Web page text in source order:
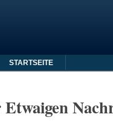
STARTSEITE